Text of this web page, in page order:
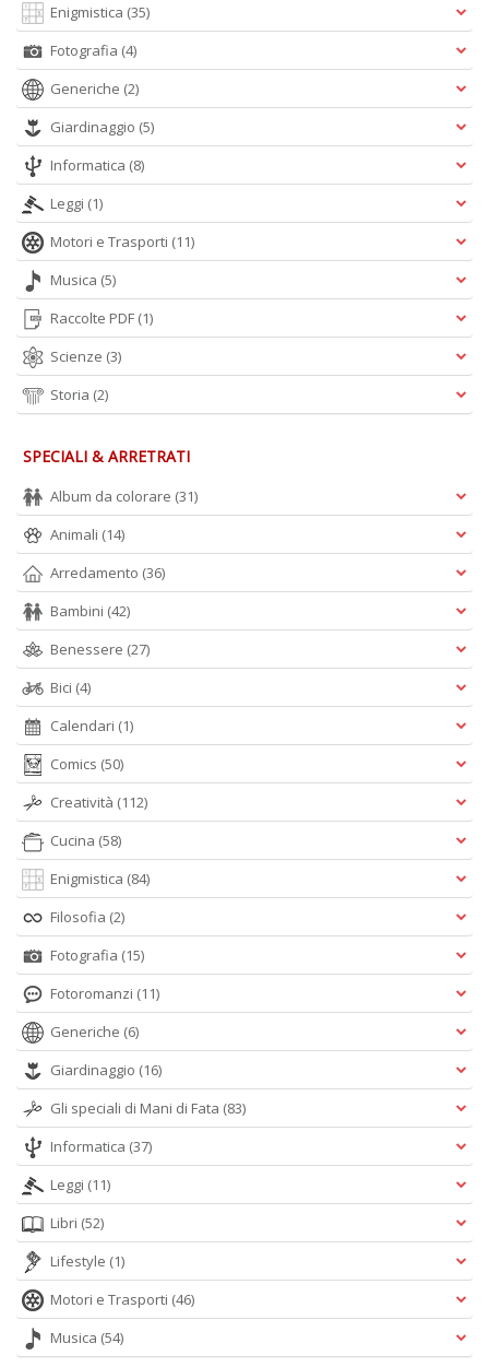
Enigmistica (35)
Fotografia (4)
Generiche (2)
Giardinaggio (5)
Informatica (8)
Leggi (1)
Motori e Trasporti (11)
Musica (5)
Raccolte PDF (1)
Scienze (3)
Storia (2)
SPECIALI & ARRETRATI
Album da colorare (31)
Animali (14)
Arredamento (36)
Bambini (42)
Benessere (27)
Bici (4)
Calendari (1)
Comics (50)
Creatività (112)
Cucina (58)
Enigmistica (84)
Filosofia (2)
Fotografia (15)
Fotoromanzi (11)
Generiche (6)
Giardinaggio (16)
Gli speciali di Mani di Fata (83)
Informatica (37)
Leggi (11)
Libri (52)
Lifestyle (1)
Motori e Trasporti (46)
Musica (54)